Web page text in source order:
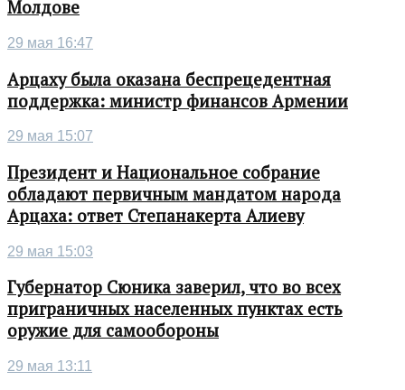
Молдове
29 мая 16:47
Арцаху была оказана беспрецедентная
поддержка: министр финансов Армении
29 мая 15:07
Президент и Национальное собрание
обладают первичным мандатом народа
Арцаха: ответ Степанакерта Алиеву
29 мая 15:03
Губернатор Сюника заверил, что во всех
приграничных населенных пунктах есть
оружие для самообороны
29 мая 13:11